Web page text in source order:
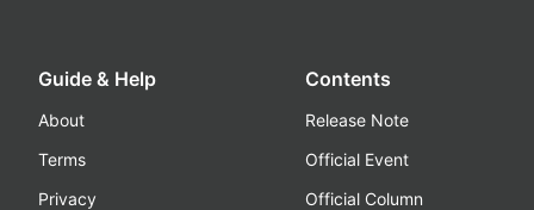
Guide & Help
About
Terms
Privacy
Contents
Release Note
Official Event
Official Column